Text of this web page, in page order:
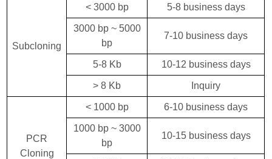
Subcloning
< 3000 bp 5-8 business days
3000 bp ~ 5000
bp
7-10 business days
5-8 Kb 10-12 business days
> 8 Kb Inquiry
PCR
Cloning
< 1000 bp 6-10 business days
1000 bp ~ 3000
bp
10-15 business days